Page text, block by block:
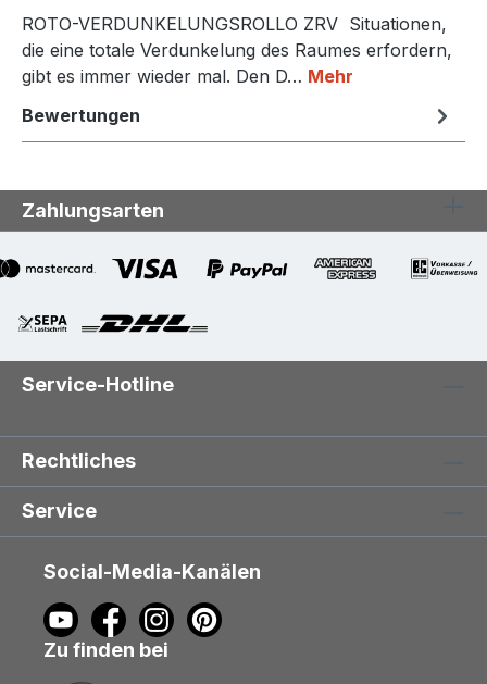
ROTO-VERDUNKELUNGSROLLO ZRV Situationen,
die eine totale Verdunkelung des Raumes erfordern,
gibt es immer wieder mal. Den D… Mehr
Bewertungen
Zahlungsarten
Service-Hotline
Rechtliches
Service
Social-Media-Kanälen
Zu finden bei